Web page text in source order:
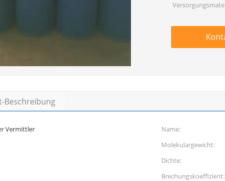
Beschreibung
Vermittler Name:
Molekulargewicht:
Dichte:
Brechungskoeffizient: